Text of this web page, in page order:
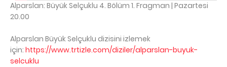
Alparslan: Büyük Selçuklu 4. Bölüm 1. Fragman | Pazartesi
20.00
Alparslan Büyük Selçuklu dizisini izlemek
için: https://www.trtizle.com/diziler/alparslan-buyuk-
selcuklu